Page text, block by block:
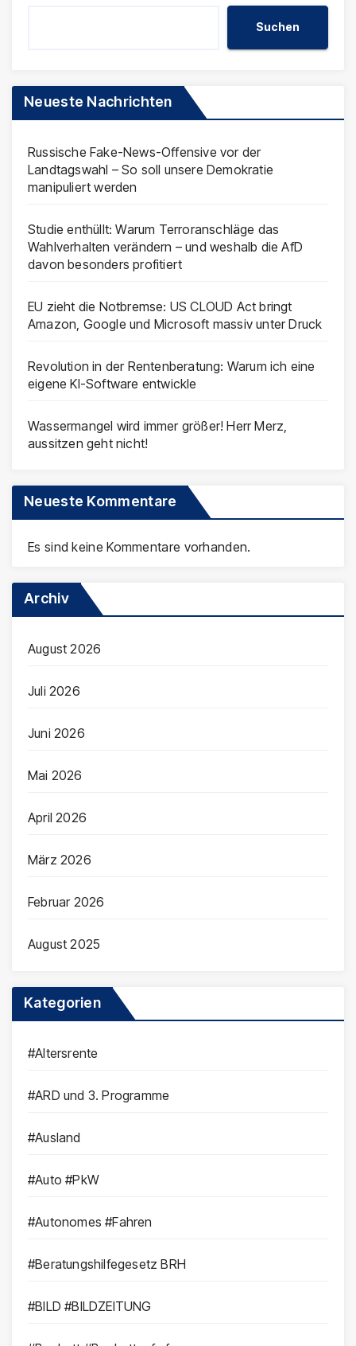
Suchen
Neueste Nachrichten
Russische Fake-News-Offensive vor der
Landtagswahl – So soll unsere Demokratie
manipuliert werden
Studie enthüllt: Warum Terroranschläge das
Wahlverhalten verändern – und weshalb die AfD
davon besonders profitiert
EU zieht die Notbremse: US CLOUD Act bringt
Amazon, Google und Microsoft massiv unter Druck
Revolution in der Rentenberatung: Warum ich eine
eigene KI-Software entwickle
Wassermangel wird immer größer! Herr Merz,
aussitzen geht nicht!
Neueste Kommentare
Es sind keine Kommentare vorhanden.
Archiv
August 2026
Juli 2026
Juni 2026
Mai 2026
April 2026
März 2026
Februar 2026
August 2025
Kategorien
#Altersrente
#ARD und 3. Programme
#Ausland
#Auto #PkW
#Autonomes #Fahren
#Beratungshilfegesetz BRH
#BILD #BILDZEITUNG